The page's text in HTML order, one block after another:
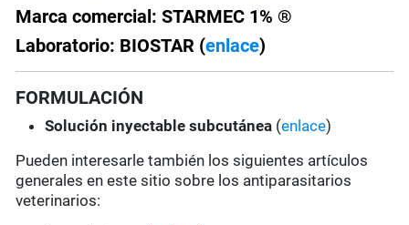
Marca comercial: STARMEC 1% ®
Laboratorio: BIOSTAR (enlace)
FORMULACIÓN
Solución inyectable subcutánea (enlace)
Pueden interesarle también los siguientes artículos
generales en este sitio sobre los antiparasitarios
veterinarios: